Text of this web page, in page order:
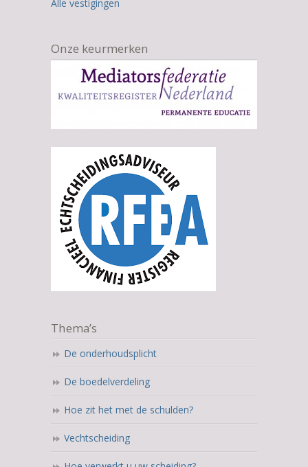
Alle vestigingen
Onze keurmerken
Thema’s
De onderhoudsplicht
De boedelverdeling
Hoe zit het met de schulden?
Vechtscheiding